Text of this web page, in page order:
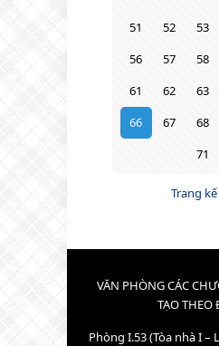
51
52 53
56
57 58
61
62 63
66
67 68
71
Trang kế
VĂN PHÒNG CÁC
TẠO THEO
Phòng I.53 (Tòa nhà I –